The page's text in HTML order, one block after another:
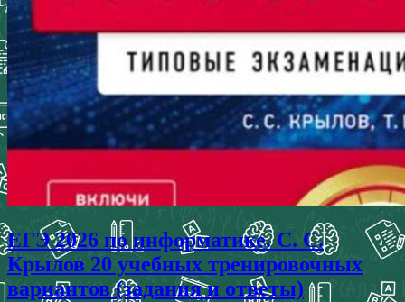
ЕГЭ 2026 по информатике. С. С.
Крылов 20 учебных тренировочных
вариантов (задания и ответы)